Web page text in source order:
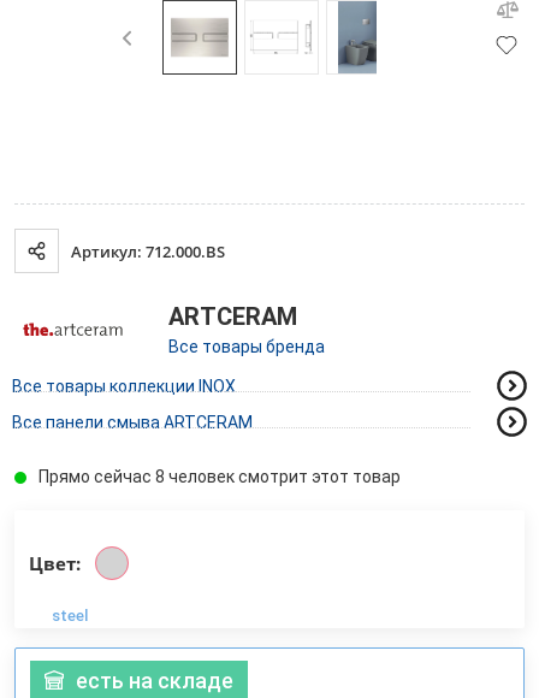
Артикул: 712.000.BS
ARTCERAM
Все товары бренда
Все товары коллекции INOX
Все панели смыва ARTCERAM
Прямо сейчас 8 человек смотрит этот товар
Цвет:
steel
есть на складе